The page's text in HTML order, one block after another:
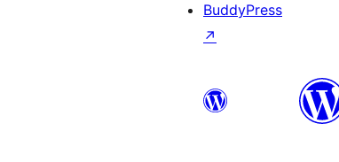
BuddyPress
↗